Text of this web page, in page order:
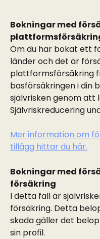
Bokningar med
Om du har bokat ett
länder och det är
plattformsförsäkring
basförsäkringen i din
självrisken genom att
Självriskreducering
Mer information om
tillägg hittar du här.
Bokningar med
försäkring
I detta fall är
försäkring. Detta
skada gäller det
sin profil.